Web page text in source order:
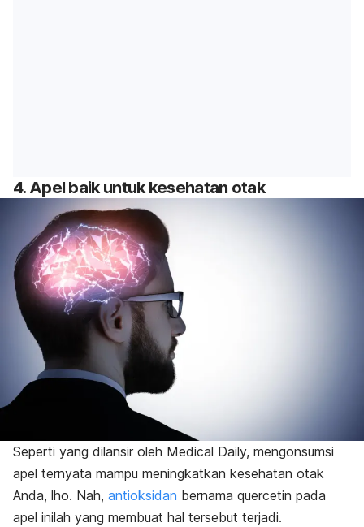
4. Apel baik untuk kesehatan otak
Seperti yang dilansir oleh Medical Daily, mengonsumsi
apel ternyata mampu meningkatkan kesehatan otak
Anda, lho. Nah, antioksidan bernama quercetin pada
apel inilah yang membuat hal tersebut terjadi.